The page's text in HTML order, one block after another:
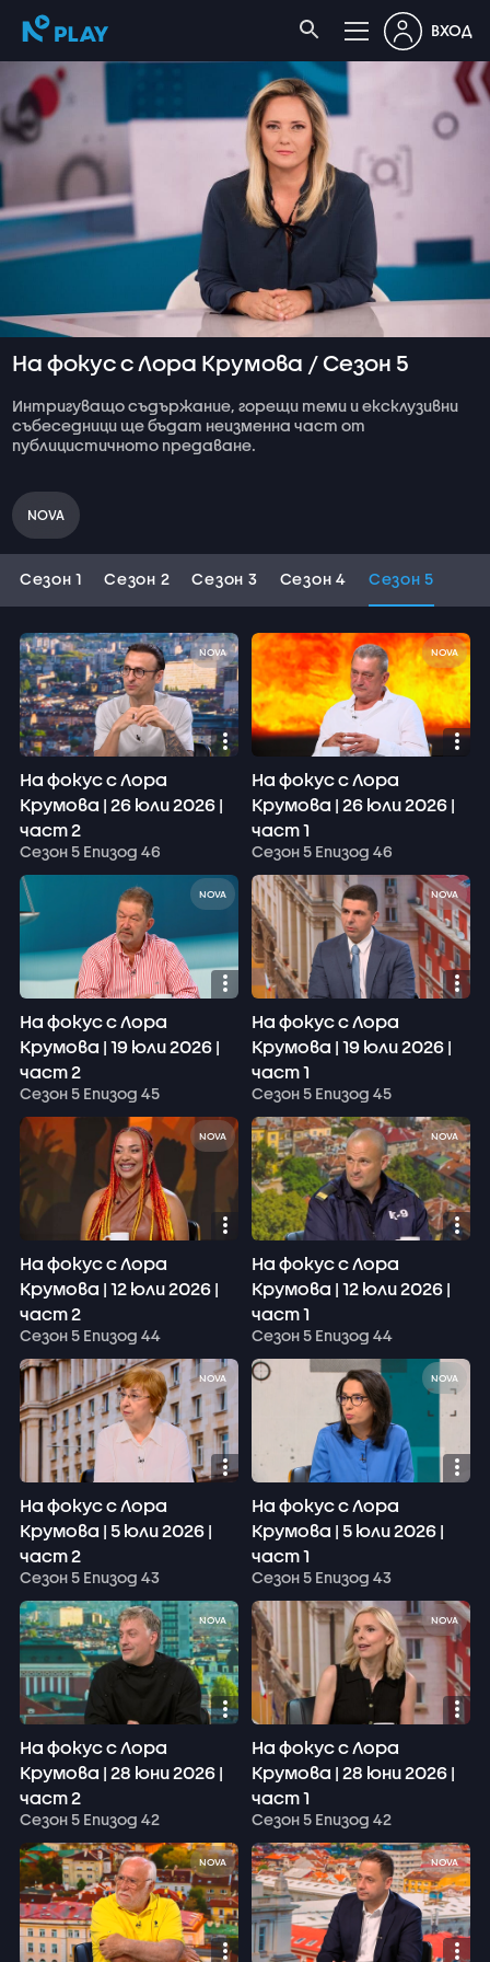
ВХОД
На фокус с Лора Крумова / Сезон 5
Интригуващо съдържание, горещи теми и ексклузивни
събеседници ще бъдат неизменна част от
публицистичното предаване.
NOVA
Сезон 1 Сезон 2 Сезон 3 Сезон 4 Сезон 5
NOVA
На фокус с Лора
Крумова | 26 юли 2026 |
част 2
Сезон 5 Епизод 46
NOVA
На фокус с Лора
Крумова | 26 юли 2026 |
част 1
Сезон 5 Епизод 46
NOVA
На фокус с Лора
Крумова | 19 юли 2026 |
част 2
Сезон 5 Епизод 45
NOVA
На фокус с Лора
Крумова | 19 юли 2026 |
част 1
Сезон 5 Епизод 45
NOVA
На фокус с Лора
Крумова | 12 юли 2026 |
част 2
Сезон 5 Епизод 44
NOVA
На фокус с Лора
Крумова | 12 юли 2026 |
част 1
Сезон 5 Епизод 44
NOVA
На фокус с Лора
Крумова | 5 юли 2026 |
част 2
Сезон 5 Епизод 43
NOVA
На фокус с Лора
Крумова | 5 юли 2026 |
част 1
Сезон 5 Епизод 43
NOVA
На фокус с Лора
Крумова | 28 юни 2026 |
част 2
Сезон 5 Епизод 42
NOVA
На фокус с Лора
Крумова | 28 юни 2026 |
част 1
Сезон 5 Епизод 42
NOVA NOVA